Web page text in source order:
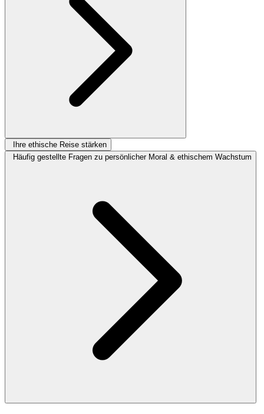
Ihre ethische Reise stärken
Häufig gestellte Fragen zu persönlicher Moral & ethischem Wachstum